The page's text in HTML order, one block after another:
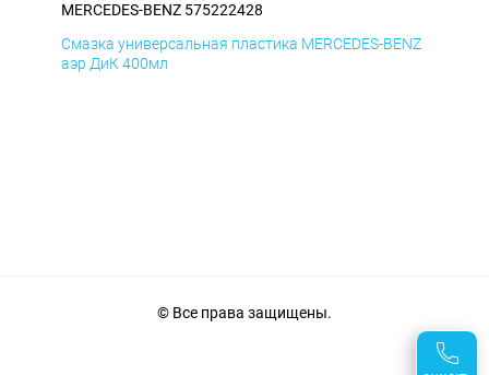
MERCEDES-BENZ 575222428
Смазка универсальная пластика MERCEDES-BENZ
аэр ДиК 400мл
© Все права защищены.